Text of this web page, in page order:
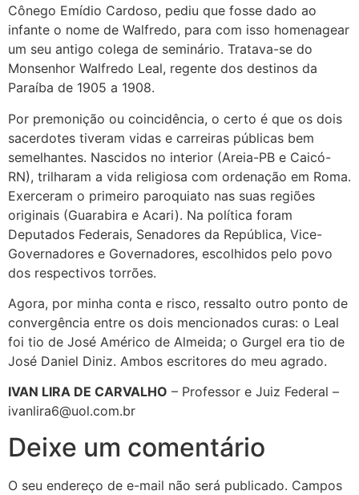
Cônego Emídio Cardoso, pediu que fosse dado ao
infante o nome de Walfredo, para com isso homenagear
um seu antigo colega de seminário. Tratava-se do
Monsenhor Walfredo Leal, regente dos destinos da
Paraíba de 1905 a 1908.
Por premonição ou coincidência, o certo é que os dois
sacerdotes tiveram vidas e carreiras públicas bem
semelhantes. Nascidos no interior (Areia-PB e Caicó-
RN), trilharam a vida religiosa com ordenação em Roma.
Exerceram o primeiro paroquiato nas suas regiões
originais (Guarabira e Acari). Na política foram
Deputados Federais, Senadores da República, Vice-
Governadores e Governadores, escolhidos pelo povo
dos respectivos torrões.
Agora, por minha conta e risco, ressalto outro ponto de
convergência entre os dois mencionados curas: o Leal
foi tio de José Américo de Almeida; o Gurgel era tio de
José Daniel Diniz. Ambos escritores do meu agrado.
IVAN LIRA DE CARVALHO – Professor e Juiz Federal –
ivanlira6@uol.com.br
Deixe um comentário
O seu endereço de e-mail não será publicado. Campos